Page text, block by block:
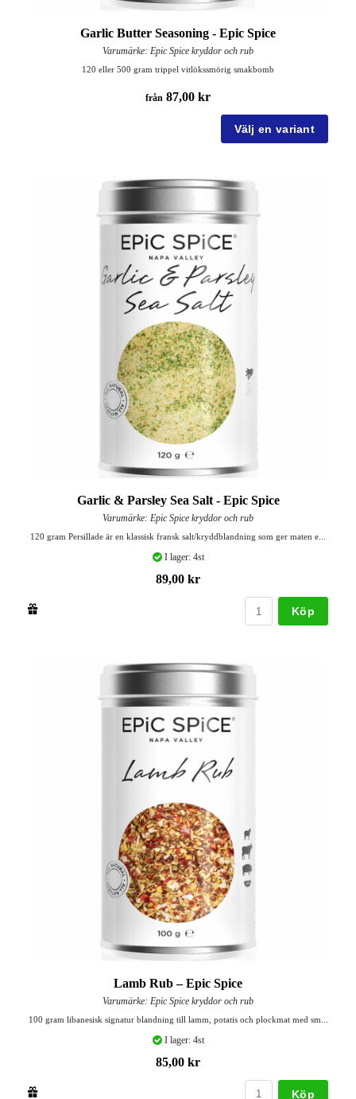
Garlic Butter Seasoning - Epic Spice
Varumärke: Epic Spice kryddor och rub
120 eller 500 gram trippel vitlökssmörig smakbomb
från 87,00 kr
Garlic & Parsley Sea Salt - Epic Spice
Varumärke: Epic Spice kryddor och rub
120 gram Persillade är en klassisk fransk salt/kryddblandning som ger maten e...
I lager: 4st
89,00 kr
Köp
Lamb Rub – Epic Spice
Varumärke: Epic Spice kryddor och rub
100 gram libanesisk signatur blandning till lamm, potatis och plockmat med sm...
I lager: 4st
85,00 kr
Köp